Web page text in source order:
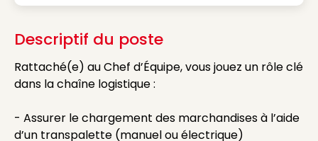
Descriptif du poste
Rattaché(e) au Chef d’Équipe, vous jouez un rôle clé
dans la chaîne logistique :
- Assurer le chargement des marchandises à l’aide
d’un transpalette (manuel ou électrique)